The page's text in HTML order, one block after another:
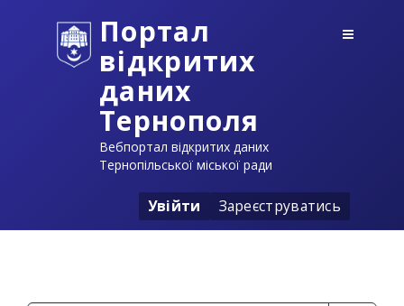
Портал
відкритих
даних
Тернополя
Вебпортал відкритих даних
Тернопільської міської ради
Увійти Зареєструватись